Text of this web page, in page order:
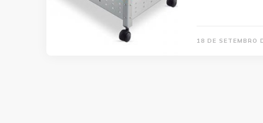
18 DE SETEMBRO